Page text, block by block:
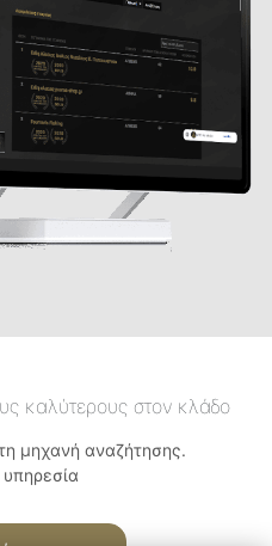
καλύτερους στον κλάδο
μηχανή αναζήτησης.